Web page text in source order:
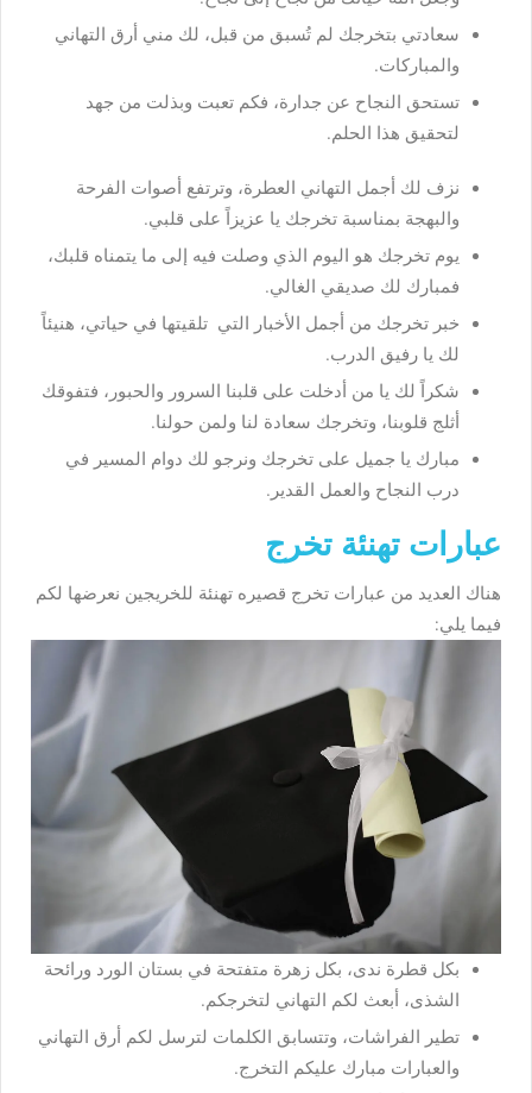
سعادتي بتخرجك لم تُسبق من قبل، لك مني أرق التهاني
والمباركات.
تستحق النجاح عن جدارة، فكم تعبت وبذلت من جهد
لتحقيق هذا الحلم.
نزف لك أجمل التهاني العطرة، وترتفع أصوات الفرحة
والبهجة بمناسبة تخرجك يا عزيزاً على قلبي.
يوم تخرجك هو اليوم الذي وصلت فيه إلى ما يتمناه قلبك،
فمبارك لك صديقي الغالي.
خبر تخرجك من أجمل الأخبار التي تلقيتها في حياتي، هنيئاً
لك يا رفيق الدرب.
شكراً لك يا من أدخلت على قلبنا السرور والحبور، فتفوقك
أثلج قلوبنا، وتخرجك سعادة لنا ولمن حولنا.
مبارك يا جميل على تخرجك ونرجو لك دوام المسير في
درب النجاح والعمل القدير.
عبارات تهنئة تخرج
هناك العديد من عبارات تخرج قصيره تهنئة للخريجين نعرضها لكم
فيما يلي:
بكل قطرة ندى، بكل زهرة متفتحة في بستان الورد ورائحة
الشذى، أبعث لكم التهاني لتخرجكم.
تطير الفراشات، وتتسابق الكلمات لترسل لكم أرق التهاني
والعبارات مبارك عليكم التخرج.